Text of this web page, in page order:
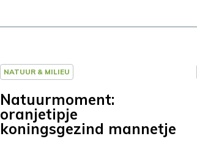
NATUUR & MILIEU
Natuurmoment:
oranjetipje
koningsgezind mannetje